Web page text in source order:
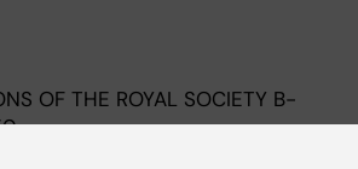
OF THE ROYAL SOCIETY B-
network structure and problem